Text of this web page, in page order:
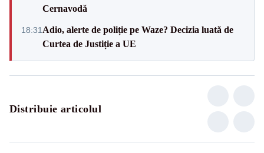
Cernavodă
18:31 Adio, alerte de poliție pe Waze? Decizia luată de
Curtea de Justiție a UE
Distribuie articolul